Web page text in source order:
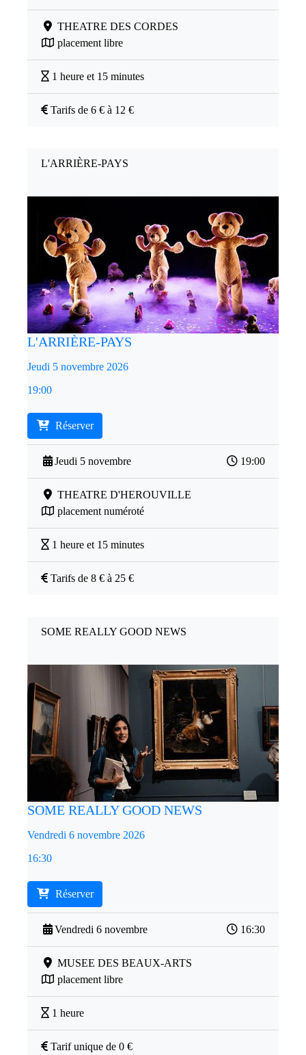
THEATRE DES CORDES
placement libre
1 heure et 15 minutes
Tarifs de 6 € à 12 €
L'ARRIÈRE-PAYS
L'ARRIÈRE-PAYS
Jeudi 5 novembre 2026
19:00
Réserver
Jeudi 5 novembre 19:00
THEATRE D'HEROUVILLE
placement numéroté
1 heure et 15 minutes
Tarifs de 8 € à 25 €
SOME REALLY GOOD NEWS
SOME REALLY GOOD NEWS
Vendredi 6 novembre 2026
16:30
Réserver
Vendredi 6 novembre 16:30
MUSEE DES BEAUX-ARTS
placement libre
1 heure
Tarif unique de 0 €